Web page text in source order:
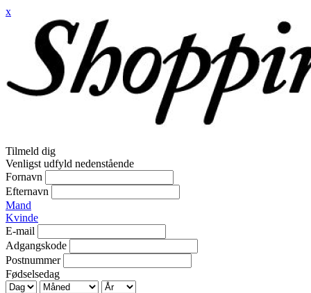
x
Tilmeld dig
Venligst udfyld nedenstående
Fornavn
Efternavn
Mand
Kvinde
E-mail
Adgangskode
Postnummer
Fødselsedag